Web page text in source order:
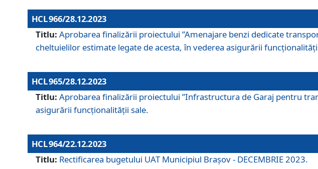
HCL 966/28.12.2023
Titlu: Aprobarea finalizării proiectului ”Amenajare benzi dedicate
cheltuielilor estimate legate de acesta, în vederea asigurării
HCL 965/28.12.2023
Titlu: Aprobarea finalizării proiectului ”Infrastructura de Garaj pentru
asigurării funcționalității sale.
HCL 964/22.12.2023
Titlu: Rectificarea bugetului UAT Municipiul Braşov - DECEMBRIE 2023.